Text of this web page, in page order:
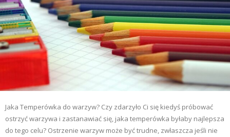
Jaka Temperówka do warzyw? Czy zdarzyło Ci się kiedyś próbować
ostrzyć warzywa i zastanawiać się, jaka temperówka byłaby najlepsza
do tego celu? Ostrzenie warzyw może być trudne, zwłaszcza jeśli nie